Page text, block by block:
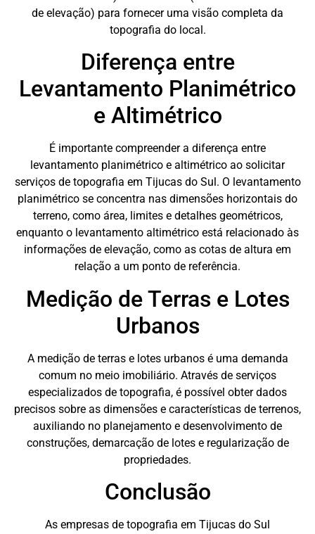
de elevação) para fornecer uma visão completa da
topografia do local.
Diferença entre
Levantamento Planimétrico
e Altimétrico
É importante compreender a diferença entre
levantamento planimétrico e altimétrico ao solicitar
serviços de topografia em Tijucas do Sul. O levantamento
planimétrico se concentra nas dimensões horizontais do
terreno, como área, limites e detalhes geométricos,
enquanto o levantamento altimétrico está relacionado às
informações de elevação, como as cotas de altura em
relação a um ponto de referência.
Medição de Terras e Lotes
Urbanos
A medição de terras e lotes urbanos é uma demanda
comum no meio imobiliário. Através de serviços
especializados de topografia, é possível obter dados
precisos sobre as dimensões e características de terrenos,
auxiliando no planejamento e desenvolvimento de
construções, demarcação de lotes e regularização de
propriedades.
Conclusão
As empresas de topografia em Tijucas do Sul